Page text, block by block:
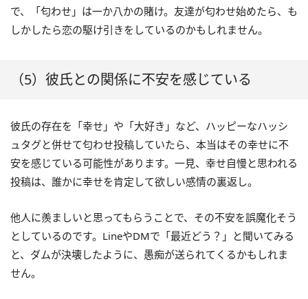
で、「匂わせ」は一か八かの賭け。友達が匂わせ始めたら、も
しかしたら恋の駆け引きをしているのかもしれません。
（5）彼氏との関係に不安を感じている
彼氏の存在を「幸せ」や「大好き」など、ハッピーなハッシ
ュタグと併せて匂わせ投稿していたら、本当はその幸せに不
安を感じている可能性があります。一見、幸せ自慢と思われる
投稿は、誰かに幸せを肯定して欲しい感情の裏返し。
他人に羨ましいと思ってもらうことで、その不安を誤魔化そう
としているのです。LineやDMで「最近どう？」と聞いてみる
と、ダムが決壊したように、愚痴が送られてくるかもしれま
せん。